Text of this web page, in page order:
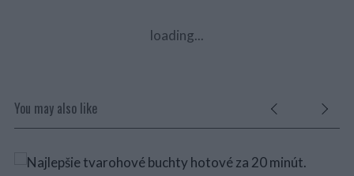
loading...
You may also like